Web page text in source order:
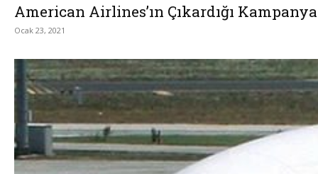
American Airlines’ın Çıkardığı
Ocak 23, 2021